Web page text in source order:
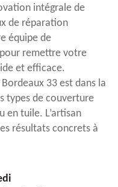
intégrale de
de réparation
équipe de
remettre votre
et efficace.
33 est dans la
types de couverture
en tuile. L’artisan
résultats concrets à